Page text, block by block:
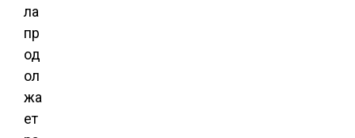
ла
пр
од
ол
жа
ет